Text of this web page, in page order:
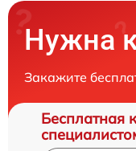
Нужна
Закажите
Бесплатная